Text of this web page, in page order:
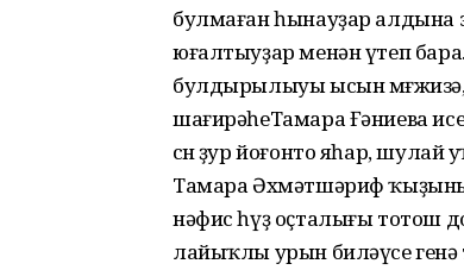
булмаған һынауҙар алдына
юғалтыуҙар менән үтеп
булдырылыуы ысын
шағирәһеТамара Ғәниева
өсөн ҙур йоғонто яһар, шулай
Тамара Әхмәтшәриф ҡыҙының
нәфис һүҙ оҫталығы тотош
лайыҡлы урын биләүсе генә